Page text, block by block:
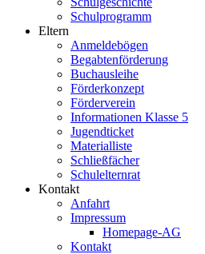
Schulprogramm
Eltern
Anmeldebögen
Begabtenförderung
Buchausleihe
Förderkonzept
Förderverein
Informationen Klasse 5
Jugendticket
Materialliste
Schließfächer
Schulelternrat
Kontakt
Anfahrt
Impressum
Homepage-AG
Kontakt